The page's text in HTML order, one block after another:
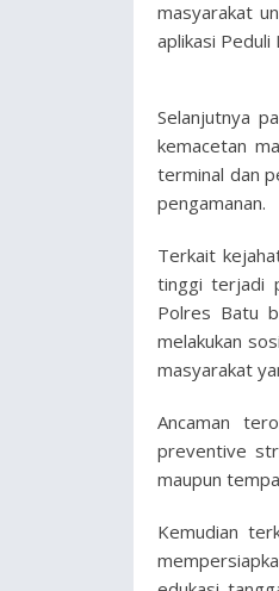
masyarakat
aplikasi Peduli
Selanjutnya
kemacetan
terminal dan
pengamanan.
Terkait
tinggi terjadi
Polres Batu
melakukan
masyarakat
Ancaman
preventive
maupun
Kemudian